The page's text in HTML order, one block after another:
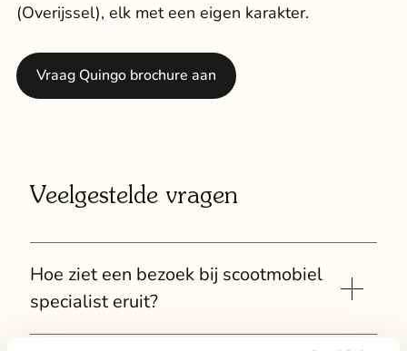
(Overijssel), elk met een eigen karakter.
Vraag Quingo brochure aan
Veelgestelde vragen
Hoe ziet een bezoek bij scootmobiel
specialist eruit?
Uw bezoek begint met een persoonlijk gesprek